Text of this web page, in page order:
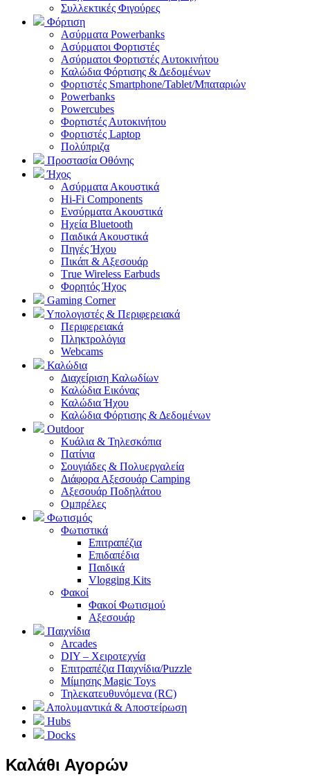
Συλλεκτικές Φιγούρες
Φόρτιση
Ασύρματα Powerbanks
Aσύρματοι Φορτιστές
Ασύρματοι Φορτιστές Αυτοκινήτου
Καλώδια Φόρτισης & Δεδομένων
Φορτιστές Smartphone/Tablet/Μπαταριών
Powerbanks
Powercubes
Φορτιστές Αυτοκινήτου
Φορτιστές Laptop
Πολύπριζα
Προστασία Οθόνης
Ήχος
Ασύρματα Ακουστικά
Hi-Fi Components
Ενσύρματα Ακουστικά
Ηχεία Bluetooth
Παιδικά Ακουστικά
Πηγές Ήχου
Πικάπ & Αξεσουάρ
Τrue Wireless Earbuds
Φορητός Ήχος
Gaming Corner
Υπολογιστές & Περιφερειακά
Περιφερειακά
Πληκτρολόγια
Webcams
Καλώδια
Διαχείριση Καλωδίων
Καλώδια Εικόνας
Καλώδια Ήχου
Καλώδια Φόρτισης & Δεδομένων
Outdoor
Κυάλια & Τηλεσκόπια
Πατίνια
Σουγιάδες & Πολυεργαλεία
Διάφορα Αξεσουάρ Camping
Αξεσουάρ Ποδηλάτου
Ομπρέλες
Φωτισμός
Φωτιστικά
Επιτραπέζια
Επιδαπέδια
Παιδικά
Vlogging Kits
Φακοί
Φακοί Φωτισμού
Αξεσουάρ
Παιχνίδια
Arcades
DIY – Χειροτεχνία
Επιτραπέζια Παιχνίδια/Puzzle
Μίμησης Magic Toys
Τηλεκατευθυνόμενα (RC)
Απολυμαντικά & Αποστείρωση
Hubs
Docks
Καλάθι Αγορών